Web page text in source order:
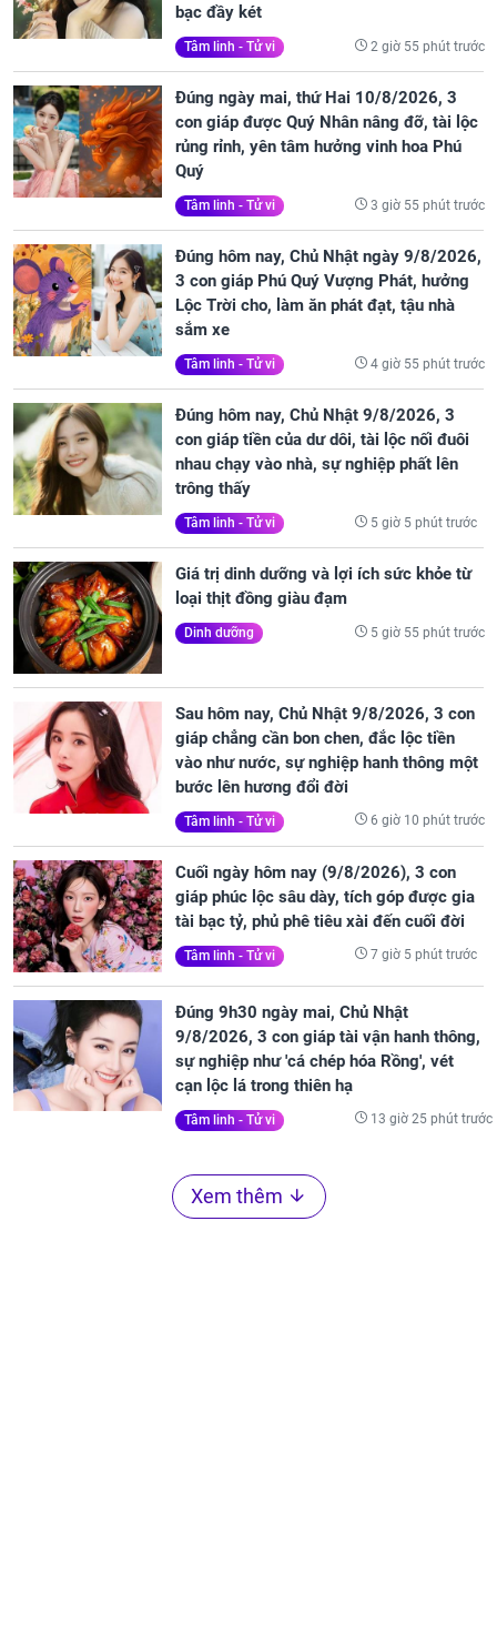
bạc đầy két
Tâm linh - Tử vi 2 giờ 55 phút trước
Đúng ngày mai, thứ Hai 10/8/2026, 3
con giáp được Quý Nhân nâng đỡ, tài lộc
rủng rỉnh, yên tâm hưởng vinh hoa Phú
Quý
Tâm linh - Tử vi 3 giờ 55 phút trước
Đúng hôm nay, Chủ Nhật ngày 9/8/2026,
3 con giáp Phú Quý Vượng Phát, hưởng
Lộc Trời cho, làm ăn phát đạt, tậu nhà
sắm xe
Tâm linh - Tử vi 4 giờ 55 phút trước
Đúng hôm nay, Chủ Nhật 9/8/2026, 3
con giáp tiền của dư dôi, tài lộc nối đuôi
nhau chạy vào nhà, sự nghiệp phất lên
trông thấy
Tâm linh - Tử vi 5 giờ 5 phút trước
Giá trị dinh dưỡng và lợi ích sức khỏe từ
loại thịt đồng giàu đạm
Dinh dưỡng 5 giờ 55 phút trước
Sau hôm nay, Chủ Nhật 9/8/2026, 3 con
giáp chẳng cần bon chen, đắc lộc tiền
vào như nước, sự nghiệp hanh thông một
bước lên hương đổi đời
Tâm linh - Tử vi 6 giờ 10 phút trước
Cuối ngày hôm nay (9/8/2026), 3 con
giáp phúc lộc sâu dày, tích góp được gia
tài bạc tỷ, phủ phê tiêu xài đến cuối đời
Tâm linh - Tử vi 7 giờ 5 phút trước
Đúng 9h30 ngày mai, Chủ Nhật
9/8/2026, 3 con giáp tài vận hanh thông,
sự nghiệp như 'cá chép hóa Rồng', vét
cạn lộc lá trong thiên hạ
Tâm linh - Tử vi 13 giờ 25 phút trước
Xem thêm